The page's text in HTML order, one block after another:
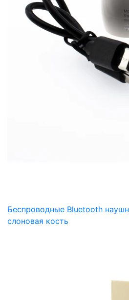
Беспроводные Bluetooth
слоновая кость